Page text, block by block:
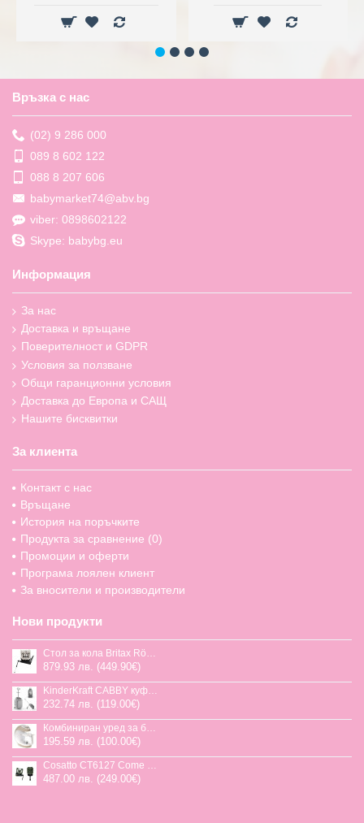
Връзка с нас
(02) 9 286 000
089 8 602 122
088 8 207 606
babymarket74@abv.bg
viber: 0898602122
Skype: babybg.eu
Информация
За нас
Доставка и връщане
Поверителност и GDPR
Условия за ползване
Общи гаранционни условия
Доставка до Европа и САЩ
Нашите бисквитки
За клиента
Контакт с нас
Връщане
История на поръчките
Продукта за сравнение (0)
Промоции и оферти
Програма лоялен клиент
За вносители и производители
Нови продукти
879.93 лв. (449.90€)
232.74 лв. (119.00€)
195.59 лв. (100.00€)
487.00 лв. (249.00€)